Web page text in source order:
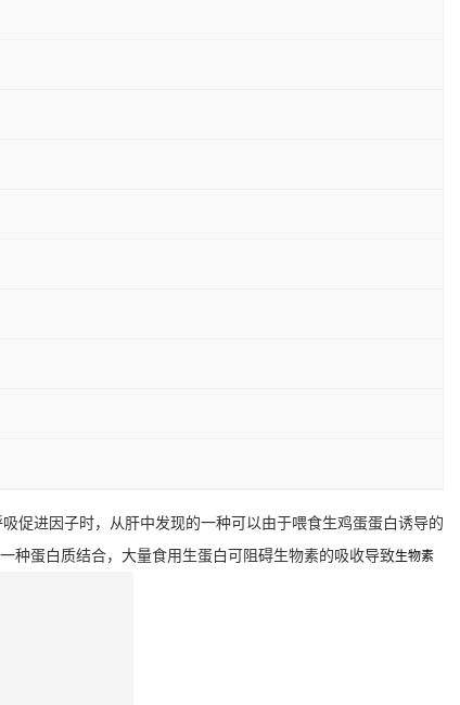
促进因子时，从肝中发现的一种可以由于喂食生鸡蛋蛋白诱导的
种蛋白质结合，大量食用生蛋白可阻碍生物素的吸收导致生物素